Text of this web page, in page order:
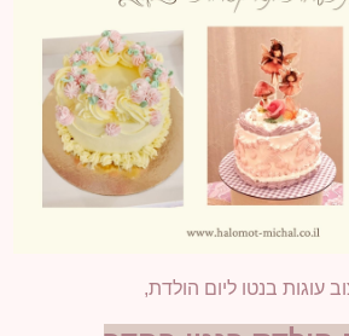
עוגות בנטו ליום הולדת,